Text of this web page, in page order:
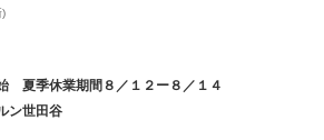
)
夏季休業期間８／１２ー８／１４
ン世田谷